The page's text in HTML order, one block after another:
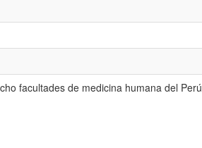
facultades de medicina humana del Perú